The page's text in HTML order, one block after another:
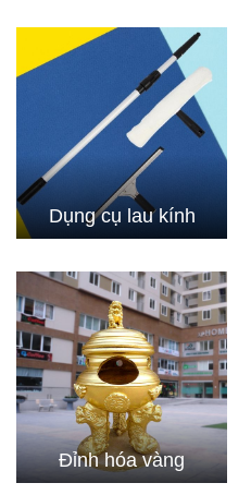
Dụng cụ lau kính
Đỉnh hóa vàng